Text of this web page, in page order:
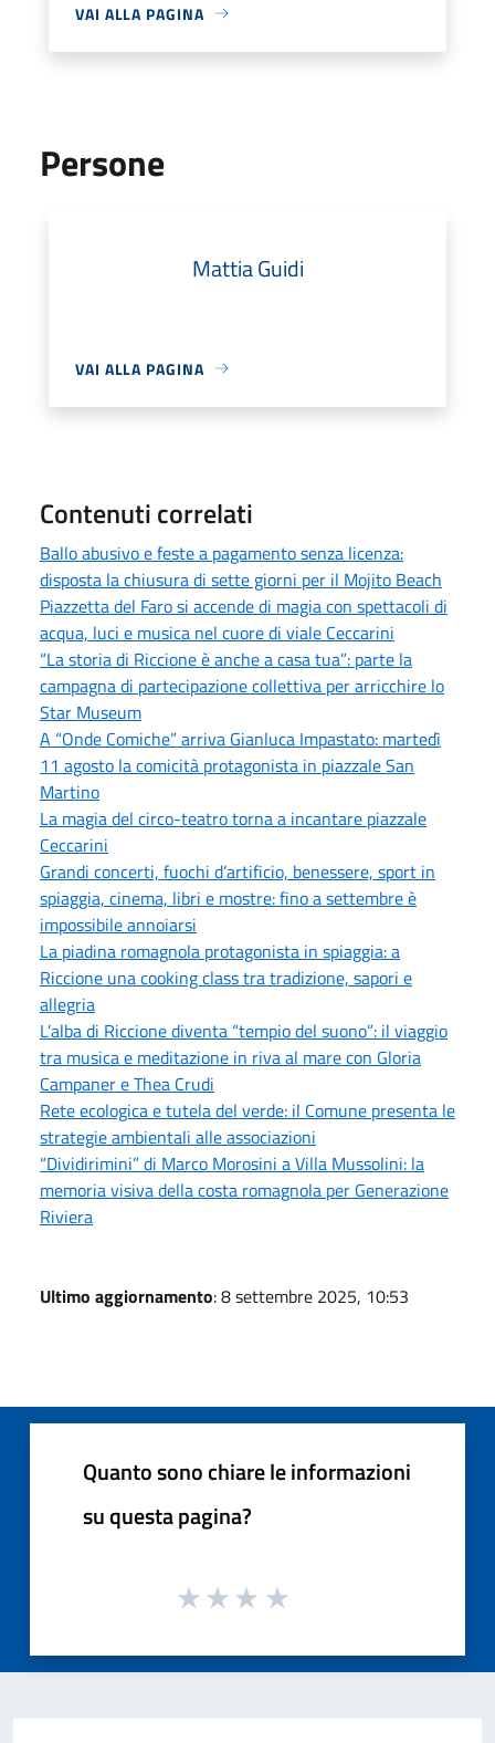
VAI ALLA PAGINA
Persone
Mattia Guidi
VAI ALLA PAGINA
Contenuti correlati
Ballo abusivo e feste a pagamento senza licenza:
disposta la chiusura di sette giorni per il Mojito Beach
Piazzetta del Faro si accende di magia con spettacoli di
acqua, luci e musica nel cuore di viale Ceccarini
“La storia di Riccione è anche a casa tua”: parte la
campagna di partecipazione collettiva per arricchire lo
Star Museum
A “Onde Comiche” arriva Gianluca Impastato: martedì
11 agosto la comicità protagonista in piazzale San
Martino
La magia del circo-teatro torna a incantare piazzale
Ceccarini
Grandi concerti, fuochi d’artificio, benessere, sport in
spiaggia, cinema, libri e mostre: fino a settembre è
impossibile annoiarsi
La piadina romagnola protagonista in spiaggia: a
Riccione una cooking class tra tradizione, sapori e
allegria
L’alba di Riccione diventa “tempio del suono”: il viaggio
tra musica e meditazione in riva al mare con Gloria
Campaner e Thea Crudi
Rete ecologica e tutela del verde: il Comune presenta le
strategie ambientali alle associazioni
“Dividirimini” di Marco Morosini a Villa Mussolini: la
memoria visiva della costa romagnola per Generazione
Riviera
Ultimo aggiornamento: 8 settembre 2025, 10:53
Quanto sono chiare le informazioni
su questa pagina?